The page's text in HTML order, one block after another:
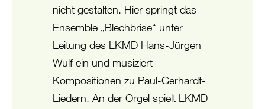
nicht gestalten. Hier springt das
Ensemble „Blechbrise“ unter
Leitung des LKMD Hans-Jürgen
Wulf ein und musiziert
Kompositionen zu Paul-Gerhardt-
Liedern. An der Orgel spielt LKMD